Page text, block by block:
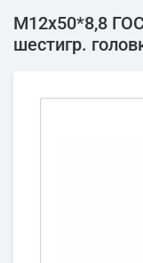
М12х50*8,8
шестигр.